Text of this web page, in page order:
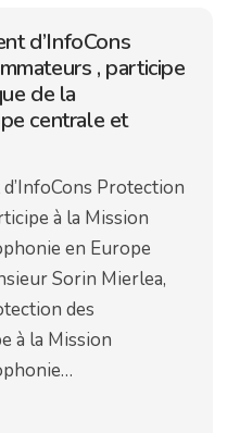
d’InfoCons
, participe
de la
centrale et
Protection
à la Mission
en Europe
Sorin Mierlea,
des
à la Mission